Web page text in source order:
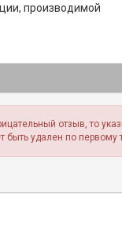
производимой
отзыв, то
удален по первому